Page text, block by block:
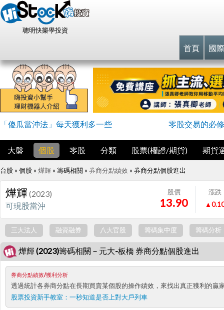
聰明快樂學投資
首頁 國
「傻瓜當沖法」每天獲利多一些 零股交易的必
大盤 個股 零股 分類 股票(權證/期貨) 期貨
台股 » 個股 » 燁輝 » 籌碼相關 » 券商分點績效 » 券商分點個股進出
燁輝 (2023)
可現股當沖
股價
13.90
漲跌
三大法人 融資融券 八大官股 籌碼集中度 籌碼分析
燁輝 (2023)籌碼相關－元大-板橋 券商分點個股進出
券商分點績效/獲利分析
透過統計各券商分點在長期買賣某個股的操作績效，來找出真正獲利的
股票投資新手教室： 一秒知道是否上對大戶列車